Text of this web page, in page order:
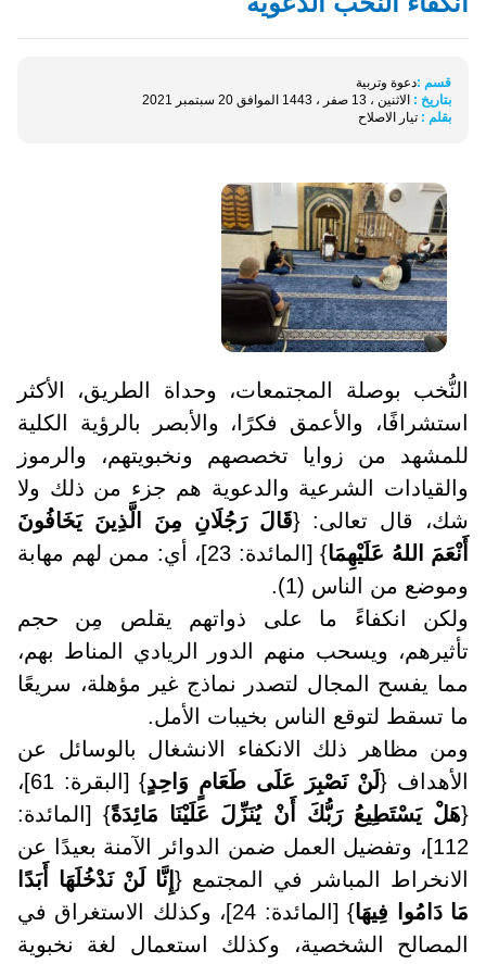
قسم :دعوة وتربية
بتاريخ : الاثنين ، 13 صفر ، 1443 الموافق 20 سبتمبر 2021
بقلم : تيار الاصلاح
النُّخب بوصلة المجتمعات، وحداة الطريق، الأكثر
استشرافًا، والأعمق فكرًا، والأبصر بالرؤية الكلية
للمشهد من زوايا تخصصهم ونخبويتهم، والرموز
والقيادات الشرعية والدعوية هم جزء من ذلك ولا
شك، قال تعالى: {قَالَ رَجُلَانِ مِنَ الَّذِينَ يَخَافُونَ
أَنْعَمَ اللهُ عَلَيْهِمَا
} [المائدة: 23]، أي: ممن لهم مهابة
وموضع من الناس (1).
ولكن انكفاءً ما على ذواتهم يقلص مِن حجم
تأثيرهم، ويسحب منهم الدور الريادي المناط بهم،
مما يفسح المجال لتصدر نماذج غير مؤهلة، سريعًا
ما تسقط لتوقع الناس بخيبات الأمل.
ومن مظاهر ذلك الانكفاء الانشغال بالوسائل عن
الأهداف {لَنْ نَصْبِرَ عَلَى طَعَامٍ وَاحِدٍ} [البقرة: 61]،
{هَلْ يَسْتَطِيعُ رَبُّكَ أَنْ يُنَزِّلَ عَلَيْنَا مَائِدَةً} [المائدة:
112]، وتفضيل العمل ضمن الدوائر الآمنة بعيدًا عن
الانخراط المباشر في المجتمع {إِنَّا لَنْ نَدْخُلَهَا أَبَدًا
مَا دَامُوا فِيهَا
} [المائدة: 24]، وكذلك الاستغراق في
المصالح الشخصية، وكذلك استعمال لغة نخبوية